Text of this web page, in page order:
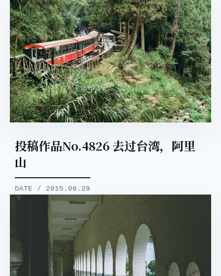
投稿作品No.4826 去过台湾，阿里
山
DATE / 2015.06.29